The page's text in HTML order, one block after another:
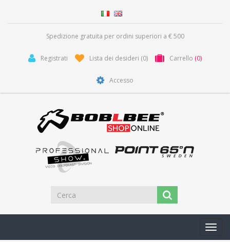
Spedizione gratuita per ordini superiori a € 500
Registrati Lista dei desideri (0) Carrello (0)
Accesso